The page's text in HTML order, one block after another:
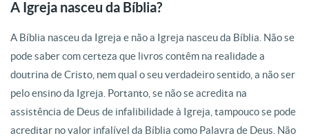
A Igreja nasceu da Bíblia?
A Bíblia nasceu da Igreja e não a Igreja nasceu da Bíblia. Não se
pode saber com certeza que livros contêm na realidade a
doutrina de Cristo, nem qual o seu verdadeiro sentido, a não ser
pelo ensino da Igreja. Portanto, se não se acredita na
assistência de Deus de infalibilidade à Igreja, tampouco se pode
acreditar no valor infalível da Bíblia como Palavra de Deus. Não